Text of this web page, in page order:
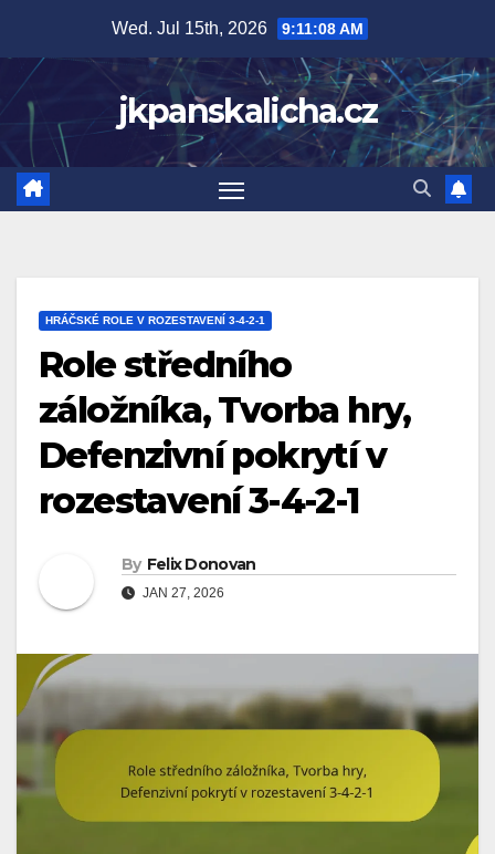
content
Wed. Jul 15th, 2026 9:11:09 AM
jkpanskalicha.cz
HRÁČSKÉ ROLE V ROZESTAVENÍ 3-4-2-1
Role středního
záložníka, Tvorba hry,
Defenzivní pokrytí v
rozestavení 3-4-2-1
By Felix Donovan
JAN 27, 2026